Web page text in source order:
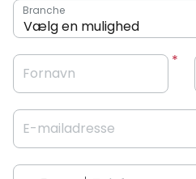
Branche
Fornavn
E-mailadresse